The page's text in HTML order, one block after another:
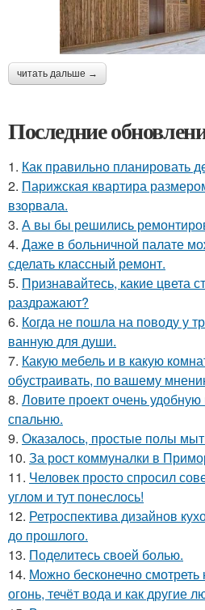
читать дальше →
Последние
1. Как правильно планировать
2. Парижская квартира
взорвала.
3. А вы бы решились
4. Даже в больничной палате
сделать классный ремонт.
5. Признавайтесь, какие цвета
раздражают?
6. Когда не пошла на поводу у
ванную для души.
7. Какую мебель и в какую
обустраивать, по вашему
8. Ловите проект очень
спальню.
9. Оказалось, простые полы
10. За рост коммуналки в
11. Человек просто спросил
углом и тут понеслось!
12. Ретроспектива дизайнов
до прошлого.
13. Поделитесь своей болью.
14. Можно бесконечно смотреть
огонь, течёт вода и как другие